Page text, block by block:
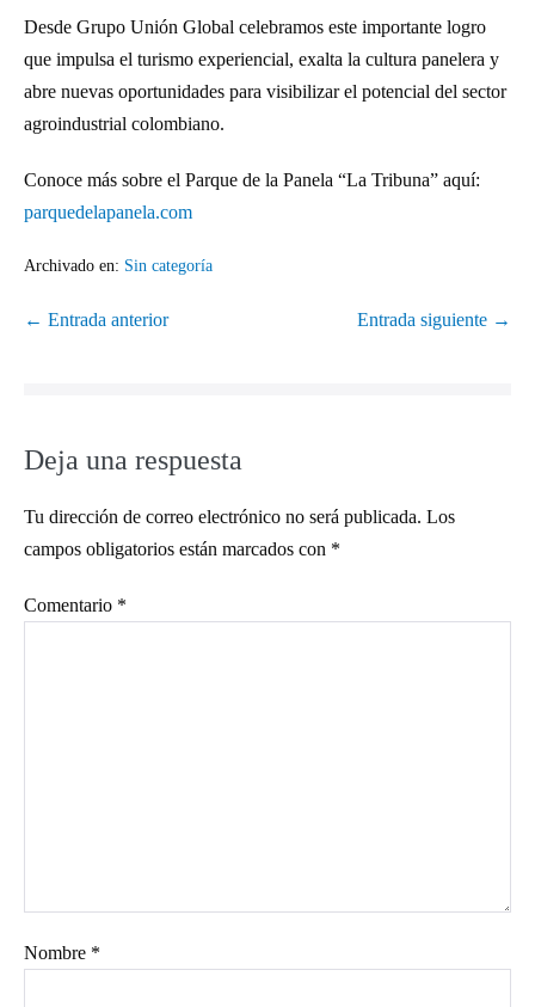
Desde Grupo Unión Global celebramos este importante logro
que impulsa el turismo experiencial, exalta la cultura panelera y
abre nuevas oportunidades para visibilizar el potencial del sector
agroindustrial colombiano.
Conoce más sobre el Parque de la Panela “La Tribuna” aquí:
parquedelapanela.com
Archivado en: Sin categoría
← Entrada anterior Entrada siguiente →
Deja una respuesta
Tu dirección de correo electrónico no será publicada. Los
campos obligatorios están marcados con *
Comentario *
Nombre *